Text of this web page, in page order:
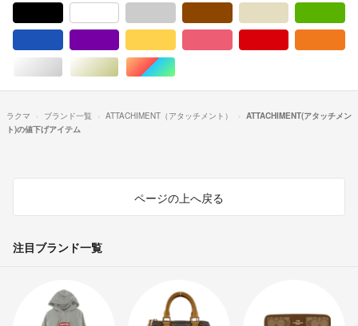
シルバー/銀色系ゴールド/金色系マルチカラー
ラクマ ブランド一覧 ATTACHIMENT（アタッチメント）
ATTACHIMENT(アタッチメン
ト)の値下げアイテム
ページの上へ戻る
注目ブランド一覧